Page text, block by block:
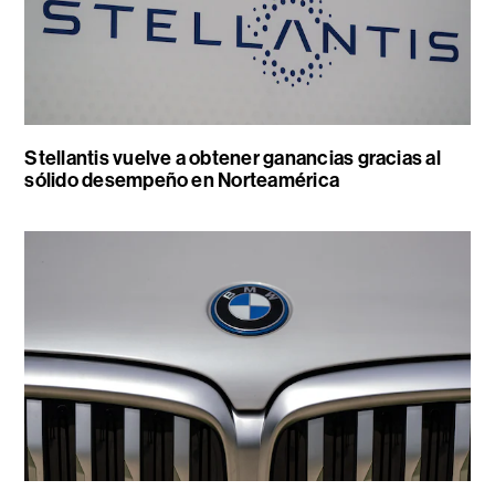
Stellantis vuelve a obtener ganancias gracias al
sólido desempeño en Norteamérica